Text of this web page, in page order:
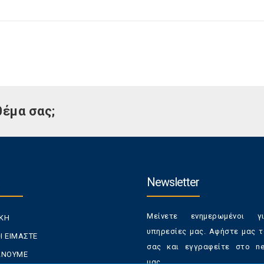
σας;
ΕΙΜΑΣΤΕ
Newsletter
Μείνετε ενημερωμένοι
υπηρεσίες μας. Αφήστε μας
σας και εγγραφείτε στο
μας.